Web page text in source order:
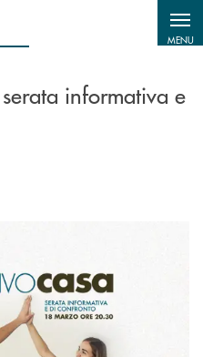
MENU
serata informativa e